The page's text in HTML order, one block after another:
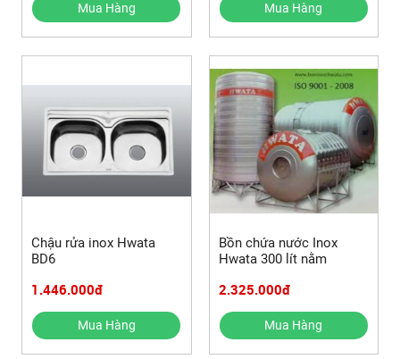
Mua Hàng Mua Hàng
Chậu rửa inox Hwata
BD6
1.446.000đ
Mua Hàng
Bồn chứa nước Inox
Hwata 300 lít nằm
2.325.000đ
Mua Hàng